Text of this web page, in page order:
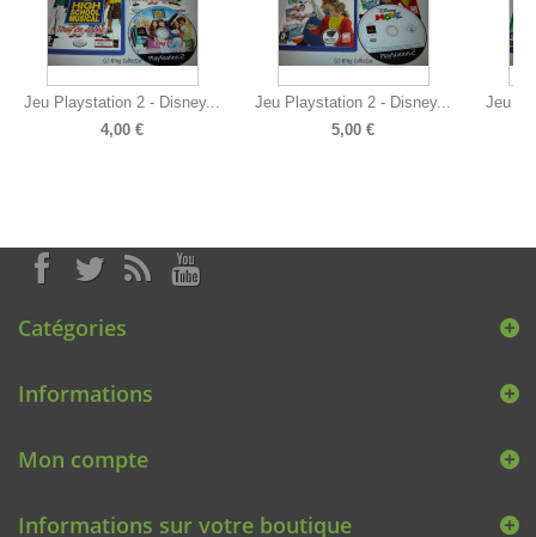
Jeu Playstation 2 - Disney...
4,00 €
Jeu Playstation 2 - Disney...
5,00 €
Jeu
Catégories
Informations
Mon compte
Informations sur votre boutique